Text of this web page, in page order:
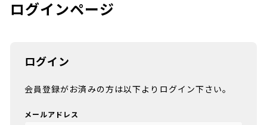
ログインページ
ログイン
会員登録がお済みの方は以下よりログイン下さい。
メールアドレス